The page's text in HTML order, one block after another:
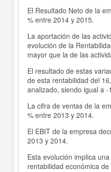
El Resultado Neto de la
% entre 2014 y 2015.
La aportación de las
evolución de la
mayor que la de las
El resultado de estas
de esta rentabilidad del
analizado, siendo igual a
La cifra de ventas de la
% entre 2013 y 2014.
El EBIT de la empresa
2013 y 2014.
Esta evolución implica
rentabilidad económica